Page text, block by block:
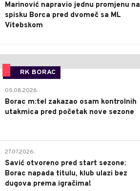
Marinović napravio jednu promjenu na
spisku Borca pred dvomeč sa ML
Vitebskom
RK BORAC
05.08.2026.
Borac m:tel zakazao osam kontrolnih
utakmica pred početak nove sezone
27.07.2026.
Savić otvoreno pred start sezone:
Borac napada titulu, klub ulazi bez
dugova prema igračima!